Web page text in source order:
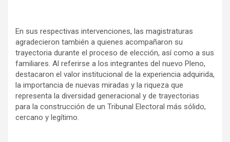
En sus respectivas intervenciones, las magistraturas
agradecieron también a quienes acompañaron su
trayectoria durante el proceso de elección, así como a sus
familiares. Al referirse a los integrantes del nuevo Pleno,
destacaron el valor institucional de la experiencia adquirida,
la importancia de nuevas miradas y la riqueza que
representa la diversidad generacional y de trayectorias
para la construcción de un Tribunal Electoral más sólido,
cercano y legítimo.